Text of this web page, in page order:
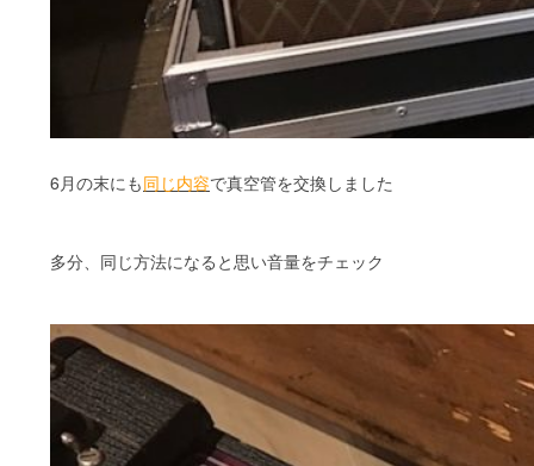
6月の末にも同じ内容で真空管を交換しました
多分、同じ方法になると思い音量をチェック